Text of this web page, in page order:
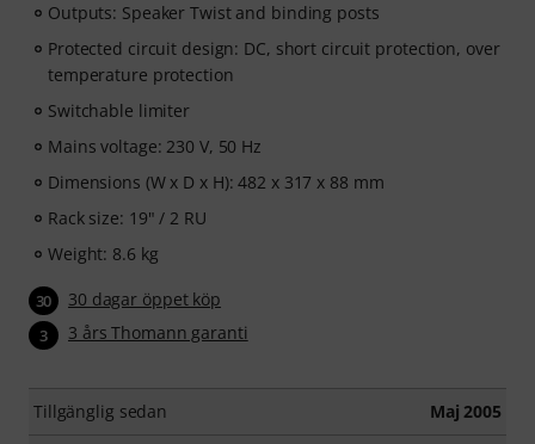
Outputs: Speaker Twist and binding posts
Protected circuit design: DC, short circuit protection, over
temperature protection
Switchable limiter
Mains voltage: 230 V, 50 Hz
Dimensions (W x D x H): 482 x 317 x 88 mm
Rack size: 19" / 2 RU
Weight: 8.6 kg
30 30 dagar öppet köp
3 3 års Thomann garanti
Tillgänglig sedan Maj 2005